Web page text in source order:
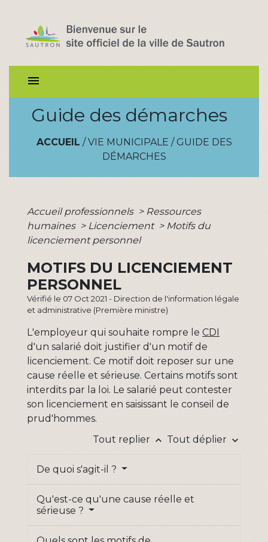
menu
Guide des démarches
ACCUEIL / VIE MUNICIPALE / GUIDE DES
DÉMARCHES
Accueil professionnels > Ressources
humaines > Licenciement > Motifs du
licenciement personnel
MOTIFS DU LICENCIEMENT
PERSONNEL
Vérifié le 07 Oct 2021 - Direction de l'information légale
et administrative (Première ministre)
L'employeur qui souhaite rompre le CDI
d'un salarié doit justifier d'un motif de
licenciement. Ce motif doit reposer sur une
cause réelle et sérieuse. Certains motifs sont
interdits par la loi. Le salarié peut contester
son licenciement en saisissant le conseil de
prud'hommes.
Tout replier keyboard_arrow_up Tout déplier keyboard_arrow_down
De quoi s'agit-il ?
Qu'est-ce qu'une cause réelle et
sérieuse ?